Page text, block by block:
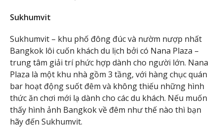
Sukhumvit
Sukhumvit – khu phố đông đúc và nườm nượp nhất
Bangkok lôi cuốn khách du lịch bởi có Nana Plaza –
trung tâm giải trí phức hợp dành cho người lớn. Nana
Plaza là một khu nhà gồm 3 tầng, với hàng chục quán
bar hoạt động suốt đêm và không thiếu những hình
thức ăn chơi mới lạ dành cho các du khách. Nếu muốn
thấy hình ảnh Bangkok về đêm như thế nào thì bạn
hãy đến Sukhumvit.